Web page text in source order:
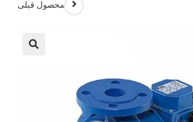
محصول قبلی